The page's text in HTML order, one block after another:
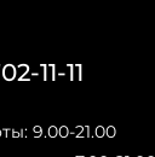
11-11
9.00-21.00